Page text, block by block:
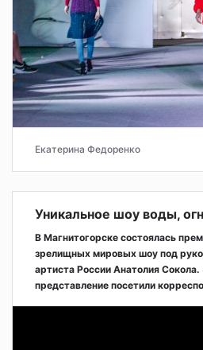
Екатерина Федоренко
Уникальное шоу воды,
В Магнитогорске состоялась
зрелищных мировых шоу под
артиста России Анатолия
представление посетили